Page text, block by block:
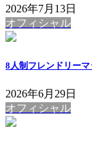
2026年7月13日
オフィシャル
8人制フレンドリー
2026年6月29日
オフィシャル